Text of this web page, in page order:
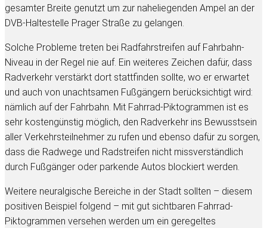
gesamter Breite genutzt um zur naheliegenden Ampel an der
DVB-Haltestelle Prager Straße zu gelangen.
Solche Probleme treten bei Radfahrstreifen auf Fahrbahn-
Niveau in der Regel nie auf. Ein weiteres Zeichen dafür, dass
Radverkehr verstärkt dort stattfinden sollte, wo er erwartet
und auch von unachtsamen Fußgängern berücksichtigt wird:
nämlich auf der Fahrbahn. Mit Fahrrad-Piktogrammen ist es
sehr kostengünstig möglich, den Radverkehr ins Bewusstsein
aller Verkehrsteilnehmer zu rufen und ebenso dafür zu sorgen,
dass die Radwege und Radstreifen nicht missverständlich
durch Fußgänger oder parkende Autos blockiert werden.
Weitere neuralgische Bereiche in der Stadt sollten – diesem
positiven Beispiel folgend – mit gut sichtbaren Fahrrad-
Piktogrammen versehen werden um ein geregeltes